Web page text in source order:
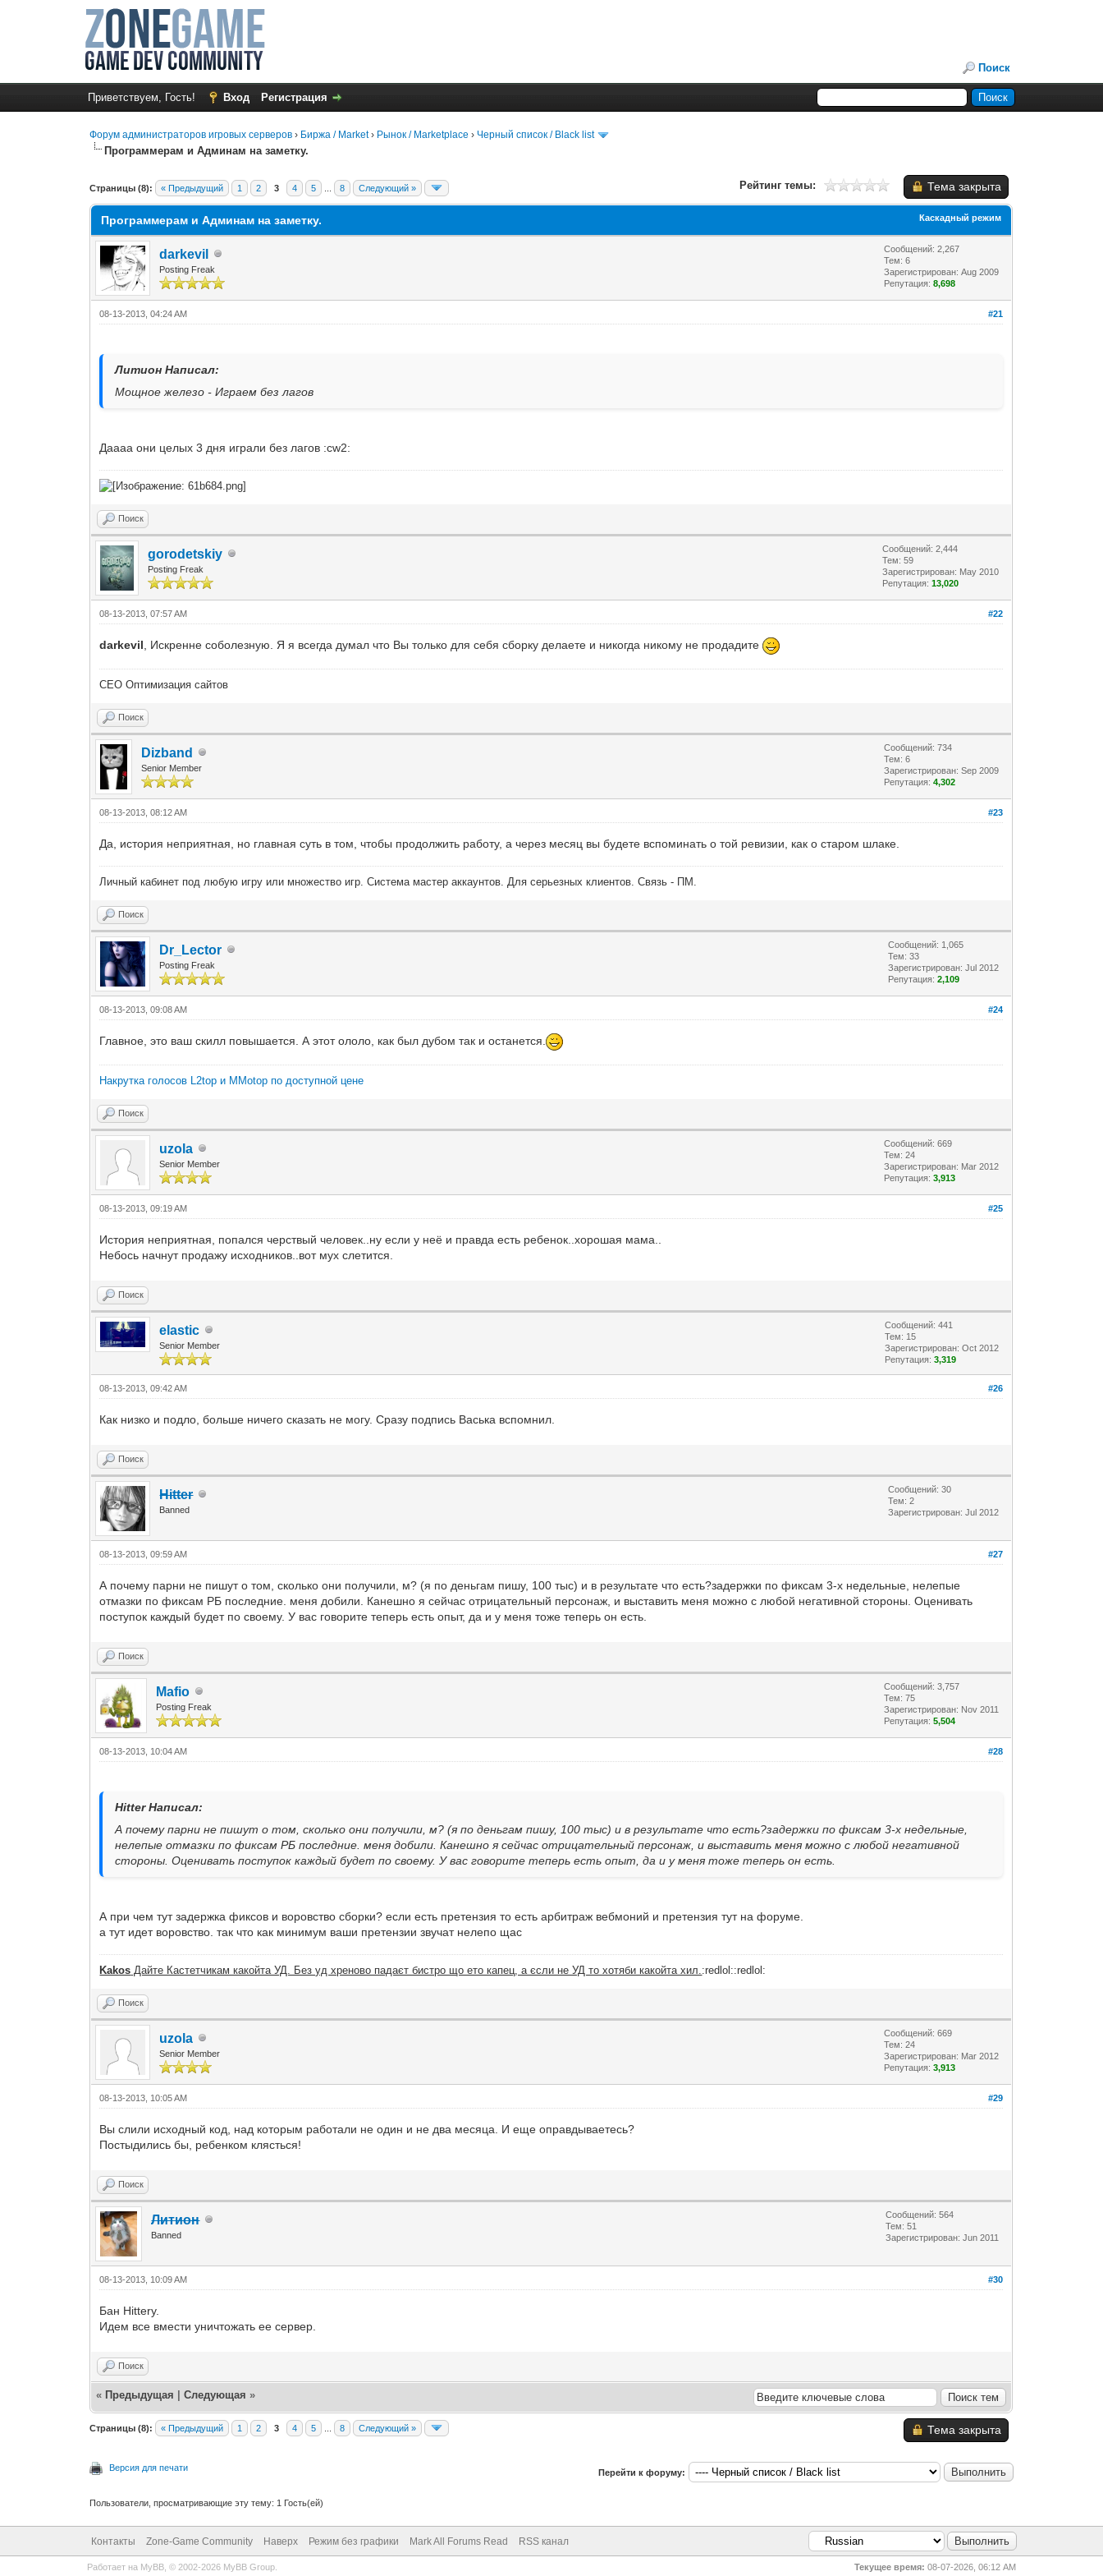
Поиск
Приветствуем, Гость! Вход Регистрация
Форум администраторов игровых серверов › Биржа / Market› Рынок / Marketplace › Черный список / Black list
Программерам и Админам на заметку.
Страницы (8): « Предыдущий 1 2 3 4 5 8 Следующий » Тема закрыта
Рейтинг темы:
0 Голос(ов) - 0 в среднем
Каскадный режим
Программерам и Админам на заметку.
darkevil
Posting Freak
Сообщений: 2,267
Тем: 6
Зарегистрирован: Aug 2009
Репутация:8,698
#21
08-13-2013, 04:24 AM
Литион Написал:
Мощное железо - Играем без лагов
Даааа они целых 3 дня играли без лагов :cw2:
Поиск
gorodetskiy
Posting Freak
Сообщений: 2,444
Тем: 59
Зарегистрирован: May 2010
Репутация:13,020
#22
08-13-2013, 07:57 AM
darkevil , Искренне соболезную. Я я всегда думал что Вы только для себя сборку делаете и никогда никому не продадите
СЕО Оптимизация сайтов
Поиск
Dizband
Senior Member
Сообщений: 734
Тем: 6
Зарегистрирован: Sep 2009
Репутация:4,302
#23
08-13-2013, 08:12 AM
Да, история неприятная, но главная суть в том, чтобы продолжить работу, а через месяц вы будете вспоминать о той ревизии, как о старом шлаке.
Личный кабинет под любую игру или множество игр. Система мастер аккаунтов. Для серьезных клиентов. Связь - ПМ.
Поиск
Dr_Lector
Posting Freak
Сообщений: 1,065
Тем: 33
Зарегистрирован: Jul 2012
Репутация:2,109
#24
08-13-2013, 09:08 AM
Главное, это ваш скилл повышается. А этот ололо, как был дубом так и останется.
Накрутка голосов L2top и MMotop по доступной цене
Поиск
uzola
Senior Member
Сообщений: 669
Тем: 24
Зарегистрирован: Mar 2012
Репутация:3,913
#25
08-13-2013, 09:19 AM
История неприятная, попался черствый человек..ну если у неё и правда есть ребенок..хорошая мама..
Небось начнут продажу исходников..вот мух слетится.
Поиск
elastic
Senior Member
Сообщений: 441
Тем: 15
Зарегистрирован: Oct 2012
Репутация:3,319
#26
08-13-2013, 09:42 AM
Как низко и подло, больше ничего сказать не могу. Сразу подпись Васька вспомнил.
Поиск
Hitter
Banned
Сообщений: 30
Тем: 2
Зарегистрирован: Jul 2012
#27
08-13-2013, 09:59 AM
А почему парни не пишут о том, сколько они получили, м? (я по деньгам пишу, 100 тыс) и в результате что есть?задержки по фиксам 3-х недельные, нелепые
отмазки по фиксам РБ последние. меня добили. Канешно я сейчас отрицательный персонаж, и выставить меня можно с любой негативной стороны. Оценивать
поступок каждый будет по своему. У вас говорите теперь есть опыт, да и у меня тоже теперь он есть.
Поиск
Mafio
Posting Freak
Сообщений: 3,757
Тем: 75
Зарегистрирован: Nov 2011
Репутация:5,504
#28
08-13-2013, 10:04 AM
Hitter Написал:
А почему парни не пишут о том, сколько они получили, м? (я по деньгам пишу, 100 тыс) и в результате что есть?задержки по фиксам 3-х недельные,
нелепые отмазки по фиксам РБ последние. меня добили. Канешно я сейчас отрицательный персонаж, и выставить меня можно с любой негативной
стороны. Оценивать поступок каждый будет по своему. У вас говорите теперь есть опыт, да и у меня тоже теперь он есть.
А при чем тут задержка фиксов и воровство сборки? если есть претензия то есть арбитраж вебмоний и претензия тут на форуме.
а тут идет воровство. так что как минимум ваши претензии звучат нелепо щас
Kakos Дайте Кастетчикам какойта УД. Без уд хреново падаєт бистро що ето капец, а єсли не УД то хотяби какойта хил. :redlol::redlol:
Поиск
uzola
Senior Member
Сообщений: 669
Тем: 24
Зарегистрирован: Mar 2012
Репутация:3,913
#29
08-13-2013, 10:05 AM
Вы слили исходный код, над которым работали не один и не два месяца. И еще оправдываетесь?
Постыдились бы, ребенком клясться!
Поиск
Литион
Banned
Сообщений: 564
Тем: 51
Зарегистрирован: Jun 2011
#30
08-13-2013, 10:09 AM
Бан Hittery.
Идем все вмести уничтожать ее сервер.
Поиск
« Предыдущая |Следующая»
Страницы (8): « Предыдущий 1 2 3 4 5 8 Следующий » Тема закрыта
Версия для печати Перейти к форуму:
Пользователи, просматривающие эту тему: 1 Гость(ей)
Контакты Zone-Game Community Наверх Режим без графики Mark All Forums Read RSS канал
Текущее время: 08-07-2026, 06:12 AM
Работает на MyBB, © 2002-2026 MyBB Group.